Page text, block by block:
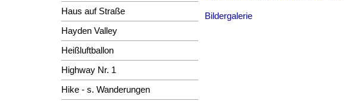
Haus auf Straße
Hayden Valley
Heißluftballon
Highway Nr. 1
Hike - s. Wanderungen
Bildergalerie